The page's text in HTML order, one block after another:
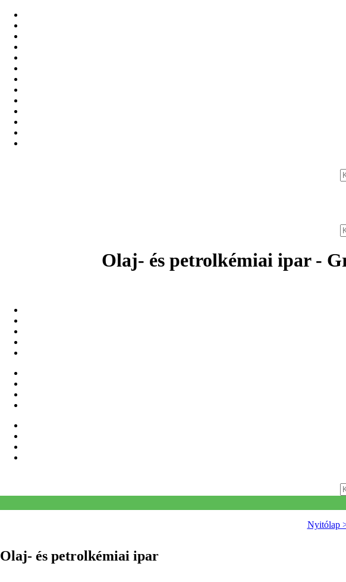
Olaj- és petrolkémiai ipar -
Nyitólap
Olaj- és petrolkémiai ipar